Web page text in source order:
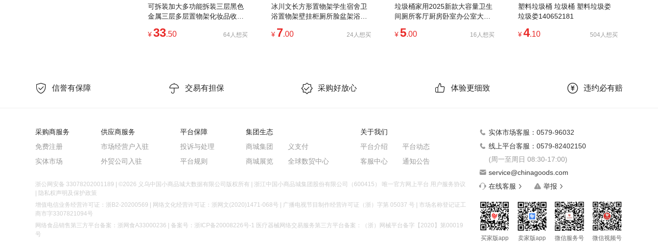
可拆装加大多功能拆装三层黑色
金属三层多层置物架化妆品收纳
架
¥33.50 64人想买
冰川文长方形置物架学生宿舍卫
浴置物架壁挂柜厕所脸盆架浴室
¥ 7.00 24人想买
垃圾桶家用2025新款大容量卫生
间厕所客厅厨房卧室办公室大号
¥5.00 16人想买
塑料垃圾桶 垃圾桶 塑料垃圾娄
垃圾娄140652181
¥4.10 504人想买